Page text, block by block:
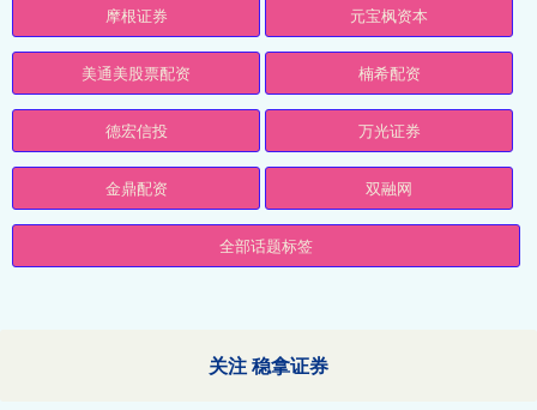
摩根证券 元宝枫资本
美通美股票配资 楠希配资
德宏信投 万光证券
金鼎配资 双融网
全部话题标签
关注 稳拿证券